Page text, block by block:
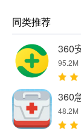
同类推荐
360
95.2M
360
48.2M